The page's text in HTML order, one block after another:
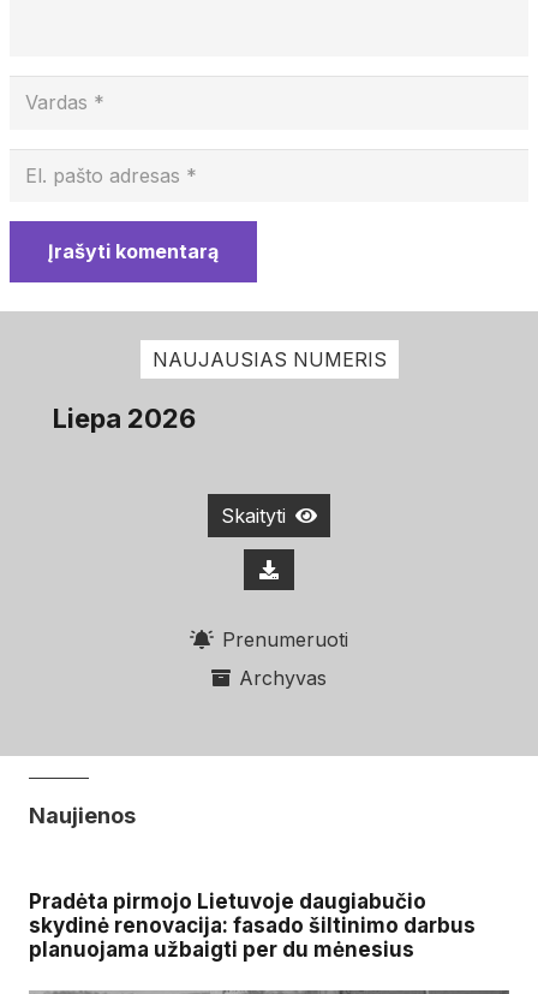
Įrašyti komentarą
NAUJAUSIAS NUMERIS
Liepa 2026
Skaityti
Prenumeruoti
Archyvas
Naujienos
Pradėta pirmojo Lietuvoje daugiabučio
skydinė renovacija: fasado šiltinimo darbus
planuojama užbaigti per du mėnesius